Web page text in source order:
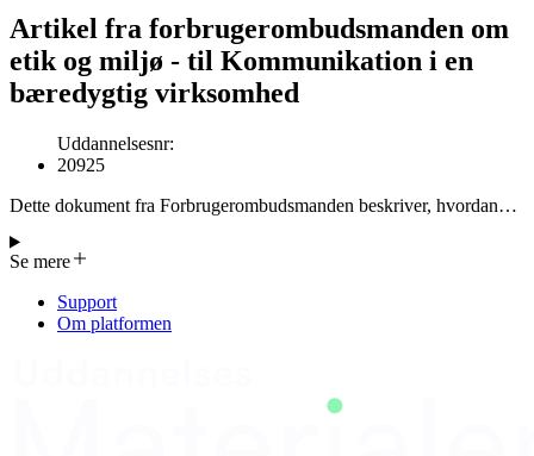
Artikel fra forbrugerombudsmanden om
etik og miljø - til Kommunikation i en
bæredygtig virksomhed
Uddannelsesnr:
20925
Dette dokument fra Forbrugerombudsmanden beskriver, hvordan
markedsføringen. Påstande som 'miljøvenlig' eller 'børnearbejde‑fri'
skal være relevante for produktet, afbalancerede og ikke
vildledende. Der kræves dokumentation, som kan fremlægges under
kontrol og skal opdateres, hvis teknologiske eller lovmæssige
forhold ændrer sig. Virksomheder må profilere sig som etiske eller
forklares og angive de berettigede produkter; private ordninger
kræver særskilt test. Vejledningen giver en detaljeret ramme for
Se mere
Support
Om platformen